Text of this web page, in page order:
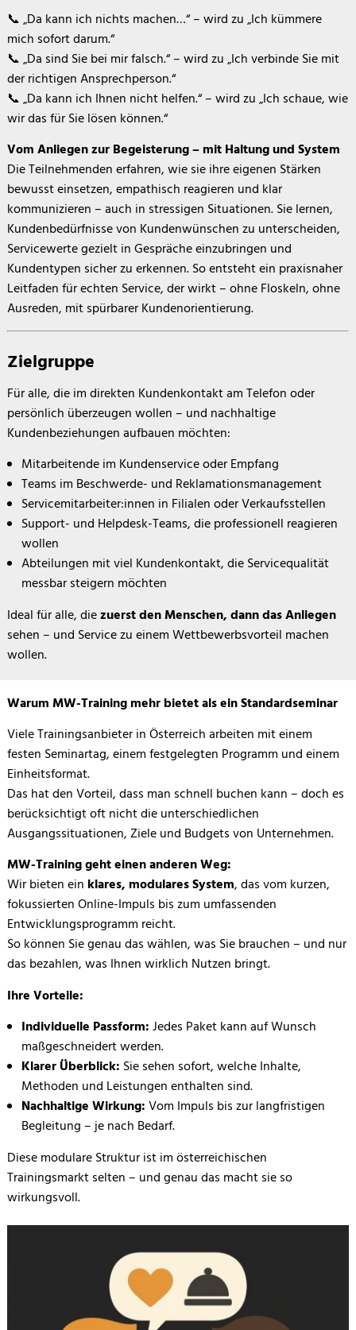
📞 „Da kann ich nichts machen…“ – wird zu „Ich kümmere
mich sofort darum.“
📞 „Da sind Sie bei mir falsch.“ – wird zu „Ich verbinde Sie mit
der richtigen Ansprechperson.“
📞 „Da kann ich Ihnen nicht helfen.“ – wird zu „Ich schaue, wie
wir das für Sie lösen können.“
Vom Anliegen zur Begeisterung – mit Haltung und System
Die Teilnehmenden erfahren, wie sie ihre eigenen Stärken
bewusst einsetzen, empathisch reagieren und klar
kommunizieren – auch in stressigen Situationen. Sie lernen,
Kundenbedürfnisse von Kundenwünschen zu unterscheiden,
Servicewerte gezielt in Gespräche einzubringen und
Kundentypen sicher zu erkennen. So entsteht ein praxisnaher
Leitfaden für echten Service, der wirkt – ohne Floskeln, ohne
Ausreden, mit spürbarer Kundenorientierung.
Zielgruppe
Für alle, die im direkten Kundenkontakt am Telefon oder
persönlich überzeugen wollen – und nachhaltige
Kundenbeziehungen aufbauen möchten:
Mitarbeitende im Kundenservice oder Empfang
Teams im Beschwerde- und Reklamationsmanagement
Servicemitarbeiter:innen in Filialen oder Verkaufsstellen
Support- und Helpdesk-Teams, die professionell reagieren
wollen
Abteilungen mit viel Kundenkontakt, die Servicequalität
messbar steigern möchten
Ideal für alle, diezuerst den Menschen, dann das Anliegen
sehen – und Service zu einem Wettbewerbsvorteil machen
wollen.
Warum dieses Training?
Warum MW-Training mehr bietet als ein Standardseminar
Viele Trainingsanbieter in Österreich arbeiten mit einem
festen Seminartag, einem festgelegten Programm und einem
Einheitsformat.
Das hat den Vorteil, dass man schnell buchen kann – doch es
berücksichtigt oft nicht die unterschiedlichen
Ausgangssituationen, Ziele und Budgets von Unternehmen.
MW-Training geht einen anderen Weg:
Wir bieten ein klares, modulares System, das vom kurzen,
fokussierten Online-Impuls bis zum umfassenden
Entwicklungsprogramm reicht.
So können Sie genau das wählen, was Sie brauchen – und nur
das bezahlen, was Ihnen wirklich Nutzen bringt.
Ihre Vorteile:
Individuelle Passform:Jedes Paket kann auf Wunsch
maßgeschneidert werden.
Klarer Überblick: Sie sehen sofort, welche Inhalte,
Methoden und Leistungen enthalten sind.
Nachhaltige Wirkung:Vom Impuls bis zur langfristigen
Begleitung – je nach Bedarf.
Diese modulare Struktur ist im österreichischen
Trainingsmarkt selten – und genau das macht sie so
wirkungsvoll.